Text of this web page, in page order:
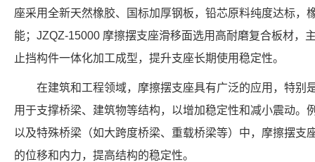
座采用全新天然橡胶、国标加厚钢板，铅芯原料纯度达标，
能；JZQZ-15000 摩擦摆支座滑移面选用高耐磨复合板材，
止挡构件一体化加工成型，提升支座长期使用稳定性。
在建筑和工程领域，摩擦摆支座具有广泛的应用，特别
用于支撑桥梁、建筑物等结构，以增加稳定性和减小震动。
以及特殊桥梁（如大跨度桥梁、重载桥梁等）中，摩擦摆支
的位移和内力，提高结构的稳定性。